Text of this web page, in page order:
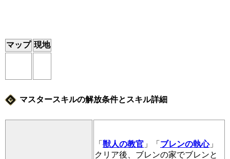
マップ 現地
マスタースキルの解放条件とスキル詳細
「 獣人の教官 」「 ブレンの執心」
クリア後、ブレンの家でブレンと